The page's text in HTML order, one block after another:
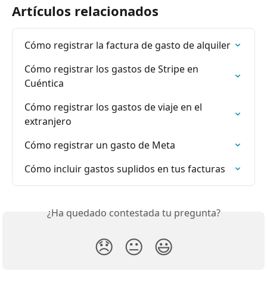
Artículos relacionados
Cómo registrar la factura de gasto de alquiler
Cómo registrar los gastos de Stripe en
Cuéntica
Cómo registrar los gastos de viaje en el
extranjero
Cómo registrar un gasto de Meta
Cómo incluir gastos suplidos en tus facturas
¿Ha quedado contestada tu pregunta?
😞 😐 😃